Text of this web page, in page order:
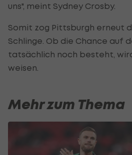
uns", meint Sydney Crosby.
Somit zog Pittsburgh erneut
Schlinge. Ob die Chance auf
tatsächlich noch besteht,
weisen.
Mehr zum Thema